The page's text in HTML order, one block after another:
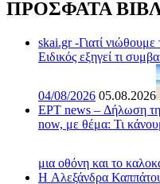
ΠΡΟΣΦΑΤΑ
skai.gr -Γιατί
Ειδικός εξηγεί τι
04/08/2026 05.08.2026
ΕΡΤ news – Δήλωση
now, με θέμα: Τι
μια οθόνη και το
H Αλεξάνδρα